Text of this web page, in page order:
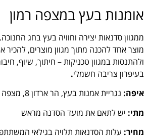
אומנות בעץ במצפה רמון
ממגוון סדנאות יצירה וחוויה בעץ בחג
מוצר אחד להכנה מתוך מגוון מוצרים,
ולהתנסות במגוון טכניקות – חיתוך, שיוף,
בעיפרון צריבה חשמלי.
איפה: נגריית אמנות בעץ, הר ארדון 8, מצפה רמון
מתי: יש לתאם את מועד הסדנה מראש
מחיר: עלות הסדנאות תלויה בגילאי